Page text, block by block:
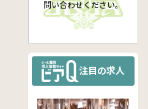
問い合わせください。
注目の求人